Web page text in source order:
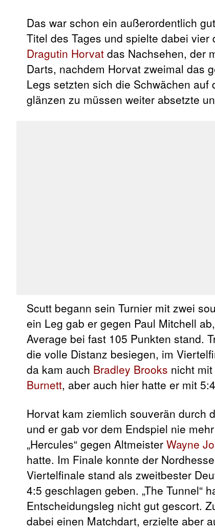
Das war schon ein außerordentlich
Titel des Tages und spielte dabei
Dragutin Horvat das Nachsehen, der
Darts, nachdem Horvat zweimal das
Legs setzten sich die Schwächen auf
glänzen zu müssen weiter absetzte
Scutt begann sein Turnier mit zwei
ein Leg gab er gegen Paul Mitchell
Average bei fast 105 Punkten stand.
die volle Distanz besiegen, im
da kam auch Bradley Brooks nicht
Burnett, aber auch hier hatte er mit
Horvat kam ziemlich souverän durch
und er gab vor dem Endspiel nie
„Hercules“ gegen Altmeister Wayne
hatte. Im Finale konnte der
Viertelfinale stand als zweitbester
4:5 geschlagen geben. „The Tunnel“
Entscheidungsleg nicht gut gescort.
dabei einen Matchdart, erzielte aber